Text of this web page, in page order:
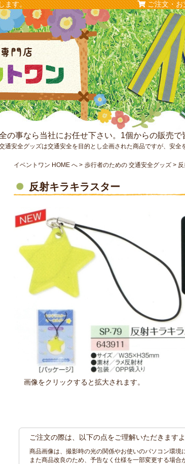
ます。 ご注文・お
の事なら当社にお任せ下さい。1個からの販売で
通安全グッズは交通安全を目的とし企画された商品ですが、安全
イベントワン HOME へ 歩行者のための 交通安全グッズ
反射キラキラスター
画像をクリックすると拡大されます。
ご注文の際は、以下の点をご理解いただきます
商品画像は、撮影時の光の関係やお使いのパソコン環境
また商品改良のため、予告なく仕様を一部変更する場合